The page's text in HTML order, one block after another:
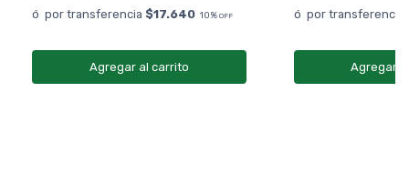
ó por transferencia $17.640 10% OFF
Agregar al carrito
ó por transferencia
Agregar